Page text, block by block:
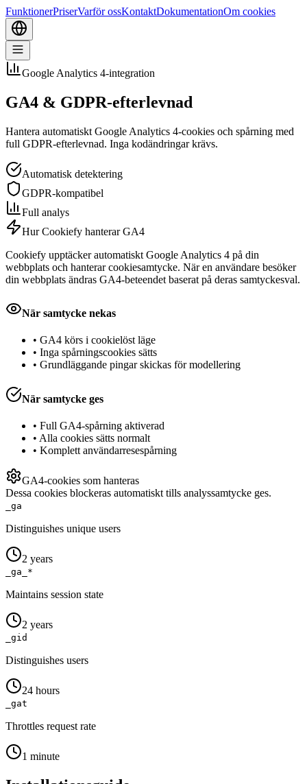
FunktionerPriserVarför ossKontaktDokumentationOm cookies
Google Analytics 4-integration
GA4 & GDPR-efterlevnad
Hantera automatiskt Google Analytics 4-cookies och spårning med
full GDPR-efterlevnad. Inga kodändringar krävs.
Automatisk detektering
GDPR-kompatibel
Full analys
Hur Cookiefy hanterar GA4
Cookiefy upptäcker automatiskt Google Analytics 4 på din
webbplats och hanterar cookiesamtycke. När en användare besöker
din webbplats ändras GA4-beteendet baserat på deras samtyckesval.
När samtycke nekas
• GA4 körs i cookielöst läge
• Inga spårningscookies sätts
• Grundläggande pingar skickas för modellering
När samtycke ges
• Full GA4-spårning aktiverad
• Alla cookies sätts normalt
• Komplett användarresespårning
GA4-cookies som hanteras
Dessa cookies blockeras automatiskt tills analyssamtycke ges.
_ga
Distinguishes unique users
2 years
_ga_*
Maintains session state
2 years
_gid
Distinguishes users
24 hours
_gat
Throttles request rate
1 minute